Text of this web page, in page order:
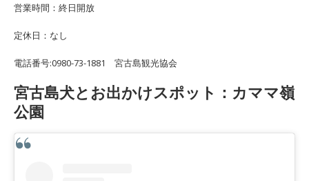
営業時間：終日開放
定休日：なし
電話番号:0980-73-1881 宮古島観光協会
宮古島犬とお出かけスポット：カママ嶺
公園